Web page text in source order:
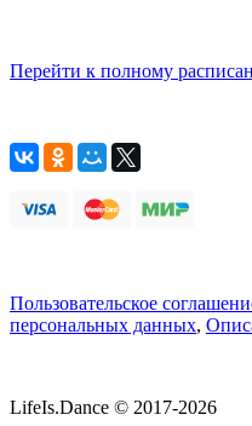
Перейти к полному
Пользовательское
персональных данных,
LifeIs.Dance © 2017-2026